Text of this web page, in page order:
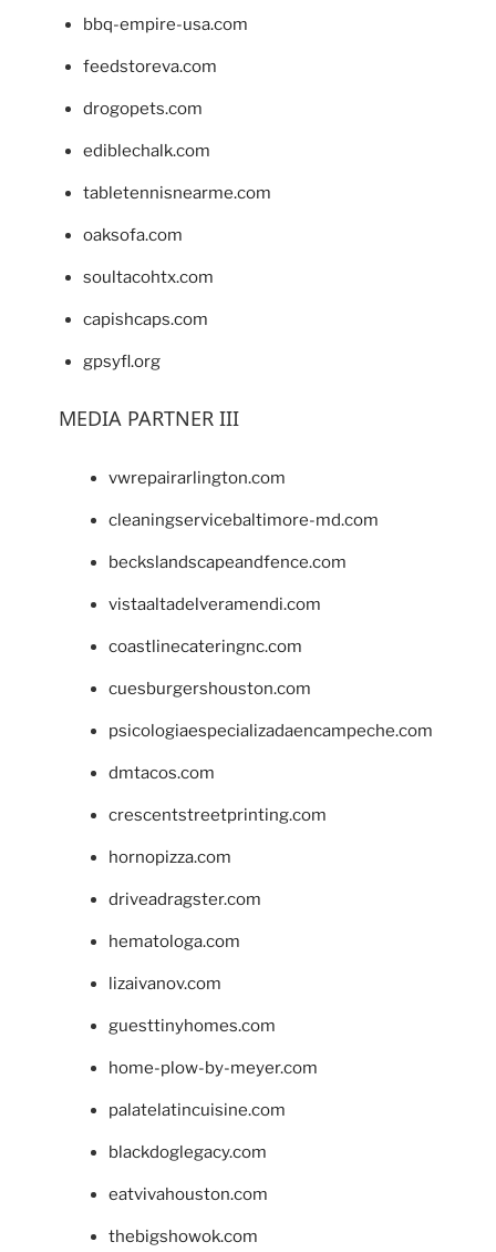
bbq-empire-usa.com
feedstoreva.com
drogopets.com
ediblechalk.com
tabletennisnearme.com
oaksofa.com
soultacohtx.com
capishcaps.com
gpsyfl.org
MEDIA PARTNER III
vwrepairarlington.com
cleaningservicebaltimore-md.com
beckslandscapeandfence.com
vistaaltadelveramendi.com
coastlinecateringnc.com
cuesburgershouston.com
psicologiaespecializadaencampeche.com
dmtacos.com
crescentstreetprinting.com
hornopizza.com
driveadragster.com
hematologa.com
lizaivanov.com
guesttinyhomes.com
home-plow-by-meyer.com
palatelatincuisine.com
blackdoglegacy.com
eatvivahouston.com
thebigshowok.com